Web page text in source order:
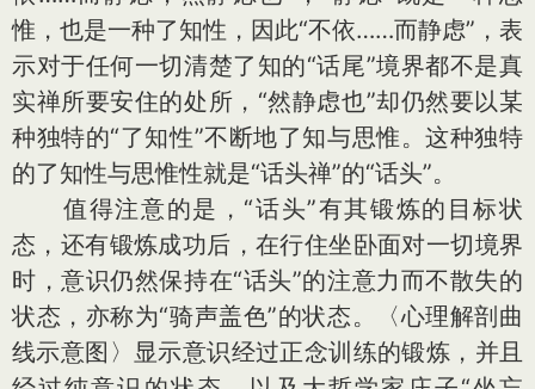
惟，也是一种了知性，因此“不依……而静虑”，表
示对于任何一切清楚了知的“话尾”境界都不是真
实禅所要安住的处所，“然静虑也”却仍然要以某
种独特的“了知性”不断地了知与思惟。这种独特
的了知性与思惟性就是“话头禅”的“话头”。
值得注意的是，“话头”有其锻炼的目标状
态，还有锻炼成功后，在行住坐卧面对一切境界
时，意识仍然保持在“话头”的注意力而不散失的
状态，亦称为“骑声盖色”的状态。〈心理解剖曲
线示意图〉显示意识经过正念训练的锻炼，并且